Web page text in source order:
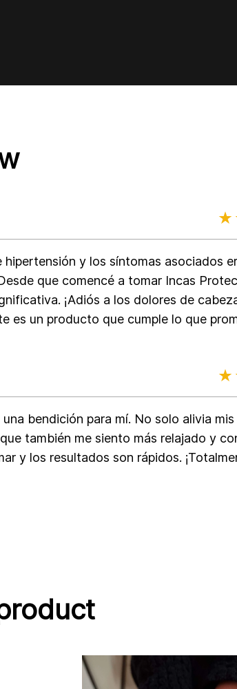
hipertensión y los síntomas asociados
que comencé a tomar Incas
¡Adiós a los dolores de
es un producto que cumple lo que
bendición para mí. No solo alivia
también me siento más relajado y
y los resultados son rápidos.